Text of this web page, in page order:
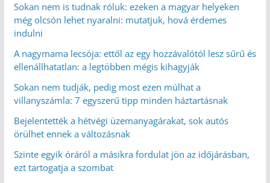
Sokan nem is tudnak róluk: ezeken a magyar helyeken
még olcsón lehet nyaralni: mutatjuk, hová érdemes
indulni
A nagymama lecsója: ettől az egy hozzávalótól lesz sűrű és
ellenállhatatlan: a legtöbben mégis kihagyják
Sokan nem tudják, pedig most ezen múlhat a
villanyszámla: 7 egyszerű tipp minden háztartásnak
Bejelentették a hétvégi üzemanyagárakat, sok autós
örülhet ennek a változásnak
Szinte egyik óráról a másikra fordulat jön az időjárásban,
ezt tartogatja a szombat